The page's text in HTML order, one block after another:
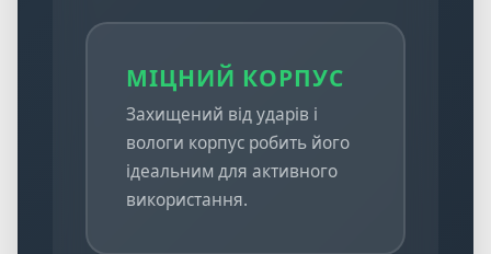
МІЦНИЙ КОРПУС
Захищений від ударів і
вологи корпус робить його
ідеальним для активного
використання.